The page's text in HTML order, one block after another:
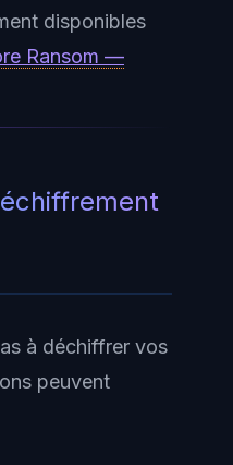
disponibles
Ransom —
à déchiffrer vos
peuvent